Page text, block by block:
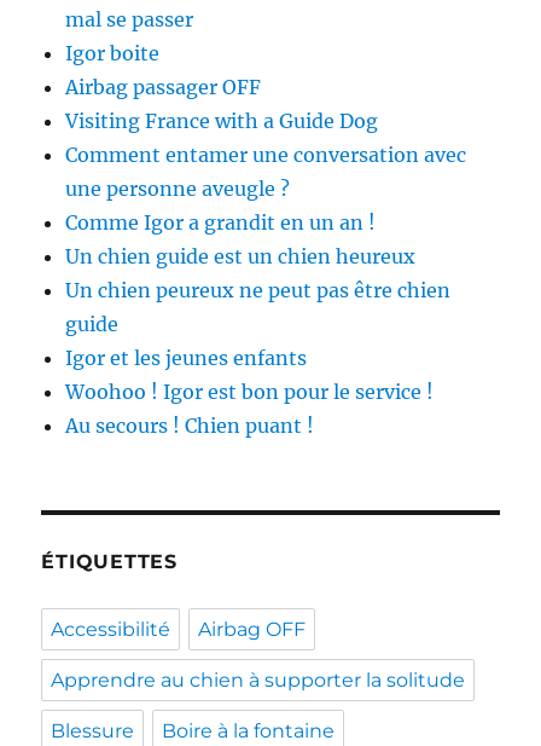
mal se passer
Igor boite
Airbag passager OFF
Visiting France with a Guide Dog
Comment entamer une conversation avec
une personne aveugle ?
Comme Igor a grandit en un an !
Un chien guide est un chien heureux
Un chien peureux ne peut pas être chien
guide
Igor et les jeunes enfants
Woohoo ! Igor est bon pour le service !
Au secours ! Chien puant !
ÉTIQUETTES
Accessibilité Airbag OFF
Apprendre au chien à supporter la solitude
Blessure Boire à la fontaine